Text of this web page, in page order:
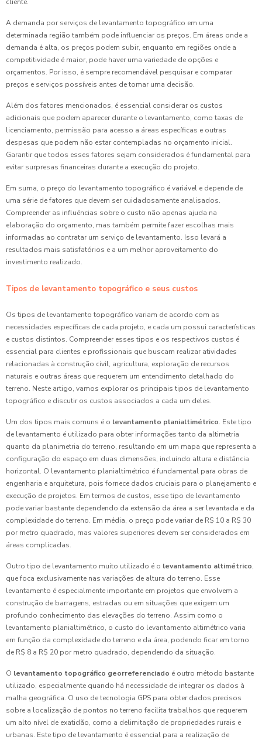
A demanda por serviços de levantamento topográfico em uma
determinada região também pode influenciar os preços. Em áreas onde a
demanda é alta, os preços podem subir, enquanto em regiões onde a
competitividade é maior, pode haver uma variedade de opções e
orçamentos. Por isso, é sempre recomendável pesquisar e comparar
preços e serviços possíveis antes de tomar uma decisão.
Além dos fatores mencionados, é essencial considerar os custos
adicionais que podem aparecer durante o levantamento, como taxas de
licenciamento, permissão para acesso a áreas específicas e outras
despesas que podem não estar contempladas no orçamento inicial.
Garantir que todos esses fatores sejam considerados é fundamental para
evitar surpresas financeiras durante a execução do projeto.
Em suma, o preço do levantamento topográfico é variável e depende de
uma série de fatores que devem ser cuidadosamente analisados.
Compreender as influências sobre o custo não apenas ajuda na
elaboração do orçamento, mas também permite fazer escolhas mais
informadas ao contratar um serviço de levantamento. Isso levará a
resultados mais satisfatórios e a um melhor aproveitamento do
investimento realizado.
Tipos de levantamento topográfico e seus custos
Os tipos de levantamento topográfico variam de acordo com as
necessidades específicas de cada projeto, e cada um possui características
e custos distintos. Compreender esses tipos e os respectivos custos é
essencial para clientes e profissionais que buscam realizar atividades
relacionadas à construção civil, agricultura, exploração de recursos
naturais e outras áreas que requerem um entendimento detalhado do
terreno. Neste artigo, vamos explorar os principais tipos de levantamento
topográfico e discutir os custos associados a cada um deles.
Um dos tipos mais comuns é o levantamento planialtimétrico. Este tipo
de levantamento é utilizado para obter informações tanto da altimetria
quanto da planimetria do terreno, resultando em um mapa que representa a
configuração do espaço em duas dimensões, incluindo altura e distância
horizontal. O levantamento planialtimétrico é fundamental para obras de
engenharia e arquitetura, pois fornece dados cruciais para o planejamento e
execução de projetos. Em termos de custos, esse tipo de levantamento
pode variar bastante dependendo da extensão da área a ser levantada e da
complexidade do terreno. Em média, o preço pode variar de R$ 10 a R$ 30
por metro quadrado, mas valores superiores devem ser considerados em
áreas complicadas.
Outro tipo de levantamento muito utilizado é o levantamento altimétrico,
que foca exclusivamente nas variações de altura do terreno. Esse
levantamento é especialmente importante em projetos que envolvem a
construção de barragens, estradas ou em situações que exigem um
profundo conhecimento das elevações do terreno. Assim como o
levantamento planialtimétrico, o custo do levantamento altimétrico varia
em função da complexidade do terreno e da área, podendo ficar em torno
de R$ 8 a R$ 20 por metro quadrado, dependendo da situação.
O levantamento topográfico georreferenciado é outro método bastante
utilizado, especialmente quando há necessidade de integrar os dados à
malha geográfica. O uso de tecnologia GPS para obter dados precisos
sobre a localização de pontos no terreno facilita trabalhos que requerem
um alto nível de exatidão, como a delimitação de propriedades rurais e
urbanas. Este tipo de levantamento é essencial para a realização de